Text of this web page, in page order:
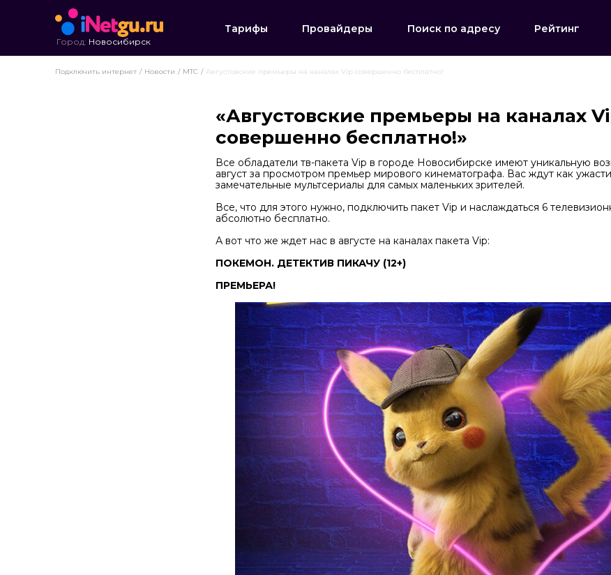
Город: Новосибирск
Тарифы Провайдеры Поиск по адресу Рейтинг
Подключить интернет Новости МТС Августовские премьеры на каналах Vip совершенно бесплатно!
«Августовские премьеры на каналах
совершенно бесплатно!»
Все обладатели тв-пакета Vip в городе Новосибирске имеют уникальную
август за просмотром премьер мирового кинематографа. Вас ждут как
замечательные мультсериалы для самых маленьких зрителей.
Все, что для этого нужно, подключить пакет Vip и наслаждаться 6
абсолютно бесплатно.
А вот что же ждет нас в августе на каналах пакета Vip:
ПОКЕМОН. ДЕТЕКТИВ ПИКАЧУ (12+)
ПРЕМЬЕРА!